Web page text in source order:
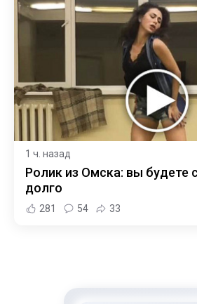
1 ч. назад
Ролик из Омска: вы будете
долго
281 54 33